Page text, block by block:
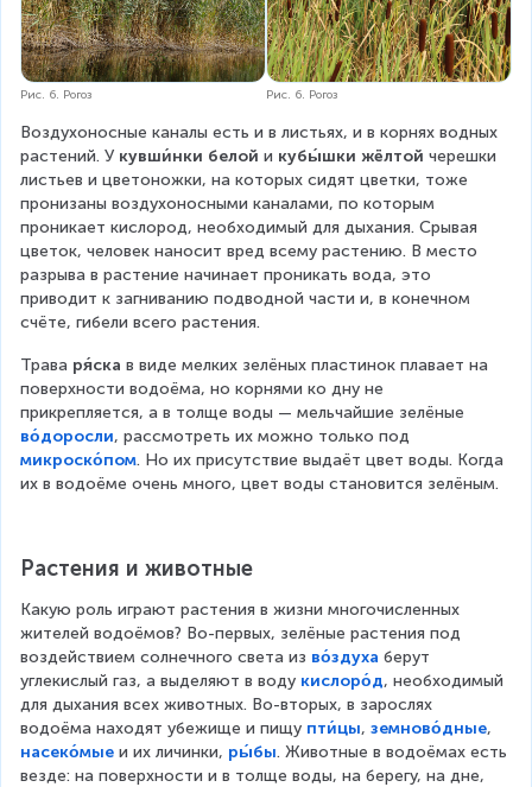
Рис. 6. Рогоз Рис. 6. Рогоз
Воздухоносные каналы есть и в листьях, и в корнях водных
растений. У кувши́нки белой и кубы́шки жёлтой черешки
листьев и цветоножки, на которых сидят цветки, тоже
пронизаны воздухоносными каналами, по которым
проникает кислород, необходимый для дыхания. Срывая
цветок, человек наносит вред всему растению. В место
разрыва в растение начинает проникать вода, это
приводит к загниванию подводной части и, в конечном
счёте, гибели всего растения.
Трава ря́ска в виде мелких зелёных пластинок плавает на
поверхности водоёма, но корнями ко дну не
прикрепляется, а в толще воды — мельчайшие зелёные
во́доросли, рассмотреть их можно только под
микроско́пом. Но их присутствие выдаёт цвет воды. Когда
их в водоёме очень много, цвет воды становится зелёным.
Растения и животные
Какую роль играют растения в жизни многочисленных
жителей водоёмов? Во-первых, зелёные растения под
воздействием солнечного света из во́здуха берут
углекислый газ, а выделяют в воду кислоро́д, необходимый
для дыхания всех животных. Во-вторых, в зарослях
водоёма находят убежище и пищу пти́цы, земново́дные,
насеко́мые и их личинки, ры́бы. Животные в водоёмах есть
везде: на поверхности и в толще воды, на берегу, на дне,